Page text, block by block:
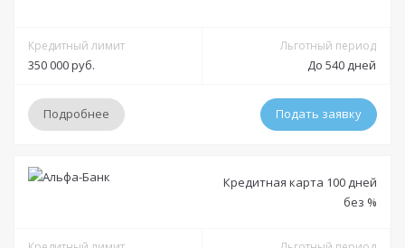
Получение:
в отделении
доставка на дом курьером
в отделении; в мобильном приложении; онлайн заявка через
официальный сайт
Кредитный лимит
350 000 руб.
Льготный период
До 540 дней
Подробнее Подать заявку
Условия
Кредитная карта 100 дней
без %